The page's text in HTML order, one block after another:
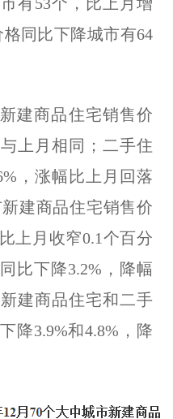
同比下降城市有64
建商品住宅销售价
上月相同；二手住
，涨幅比上月回落
建商品住宅销售价
上月收窄0.1个百分
比下降3.2%，降幅
建商品住宅和二手
降3.9%和4.8%，降